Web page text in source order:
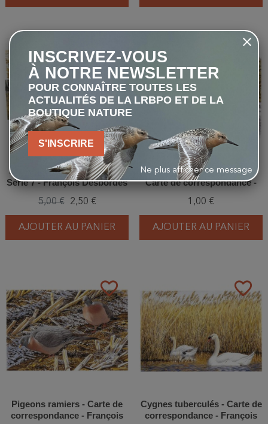
favorite_border
5 cartes de correspondance
Série 7 - François Desbordes
5,00 € 2,50 €
AJOUTER AU PANIER
Mangeoire châlet en hiver -
Carte de correspondance -
1,00 €
AJOUTER AU PANIER
favorite_border
Pigeons ramiers - Carte de
correspondance - François
favorite_border
Cygnes tuberculés - Carte de
correspondance - François
INSCRIVEZ-VOUS
À NOTRE NEWSLETTER
POUR CONNAÎTRE TOUTES LES
ACTUALITÉS DE LA LRBPO ET DE LA
BOUTIQUE NATURE
S'INSCRIRE
Ne plus afficher ce message